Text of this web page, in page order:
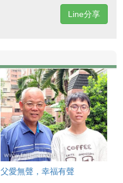
Line分享
父愛無聲，幸福有聲